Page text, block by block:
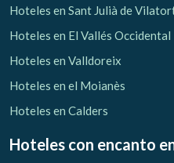
Verificar
Hoteles en Sant Julià de
Hoteles en El Vallés Occidental
Hoteles en Valldoreix
Hoteles en el Moianès
Hoteles en Calders
Hoteles con encanto